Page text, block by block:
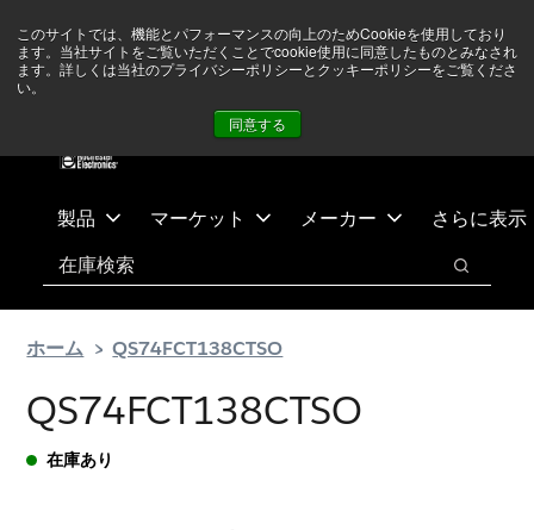
このサイトでは、機能とパフォーマンスの向上のためCookieを使用しており
ます。当社サイトをご覧いただくことでcookie使用に同意したものとみなされ
ます。詳しくは当社のプライバシーポリシーとクッキーポリシーをご覧くださ
い。
同意する
テ
ス
ありません 詳しい情報はこちら➜
製品 マーケット メーカー さらに表示
検索
検索
ホーム QS74FCT138CTSO
QS74FCT138CTSO
在庫あり